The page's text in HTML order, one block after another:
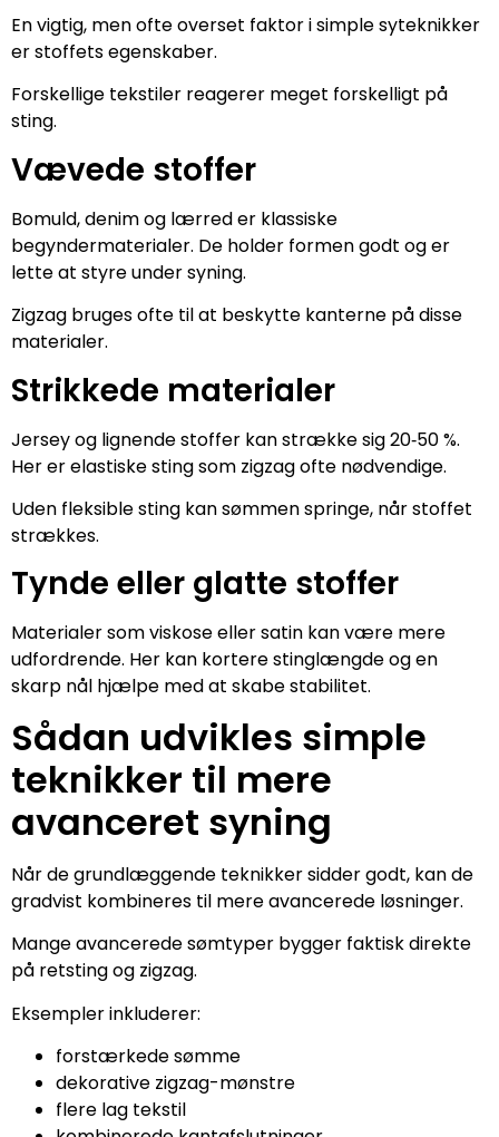
En vigtig, men ofte overset faktor i simple syteknikker
er stoffets egenskaber.
Forskellige tekstiler reagerer meget forskelligt på
sting.
Vævede stoffer
Bomuld, denim og lærred er klassiske
begyndermaterialer. De holder formen godt og er
lette at styre under syning.
Zigzag bruges ofte til at beskytte kanterne på disse
materialer.
Strikkede materialer
Jersey og lignende stoffer kan strække sig 20‑50 %.
Her er elastiske sting som zigzag ofte nødvendige.
Uden fleksible sting kan sømmen springe, når stoffet
strækkes.
Tynde eller glatte stoffer
Materialer som viskose eller satin kan være mere
udfordrende. Her kan kortere stinglængde og en
skarp nål hjælpe med at skabe stabilitet.
Sådan udvikles simple
teknikker til mere
avanceret syning
Når de grundlæggende teknikker sidder godt, kan de
gradvist kombineres til mere avancerede løsninger.
Mange avancerede sømtyper bygger faktisk direkte
på retsting og zigzag.
Eksempler inkluderer:
forstærkede sømme
dekorative zigzag-mønstre
flere lag tekstil